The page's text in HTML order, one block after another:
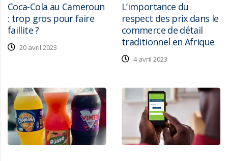
Coca-Cola au Cameroun
: trop gros pour faire
faillite ?
20 avril 2023
L’importance du
respect des prix dans le
commerce de détail
traditionnel en Afrique
4 avril 2023